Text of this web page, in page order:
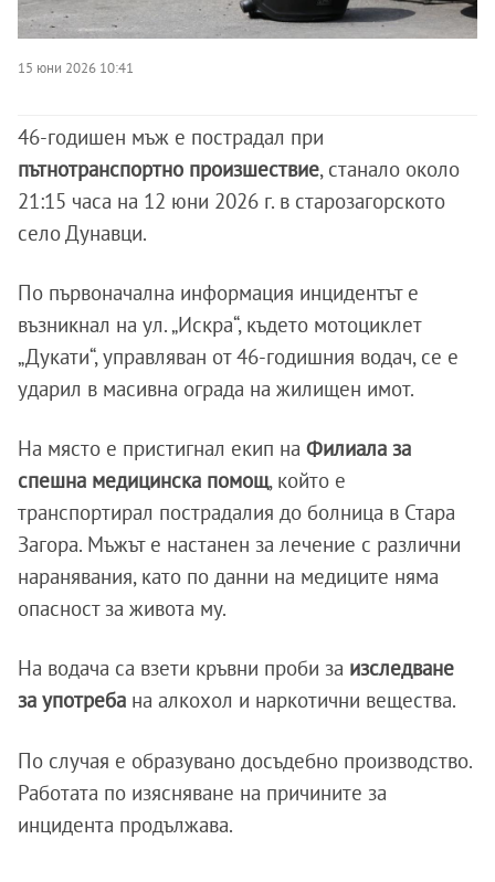
15 юни 2026 10:41
46-годишен мъж е пострадал при
пътнотранспортно произшествие, станало около
21:15 часа на 12 юни 2026 г. в старозагорското
село Дунавци.
По първоначална информация инцидентът е
възникнал на ул. „Искра“, където мотоциклет
„Дукати“, управляван от 46-годишния водач, се е
ударил в масивна ограда на жилищен имот.
На място е пристигнал екип на Филиала за
спешна медицинска помощ, който е
транспортирал пострадалия до болница в Стара
Загора. Мъжът е настанен за лечение с различни
наранявания, като по данни на медиците няма
опасност за живота му.
На водача са взети кръвни проби за изследване
за употреба на алкохол и наркотични вещества.
По случая е образувано досъдебно производство.
Работата по изясняване на причините за
инцидента продължава.